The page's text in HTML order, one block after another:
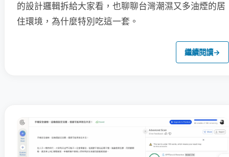
的設計邏輯拆給大家看，也聊聊台灣潮濕又多油煙的居
住環境，為什麼特別吃這一套。
繼續閱讀→